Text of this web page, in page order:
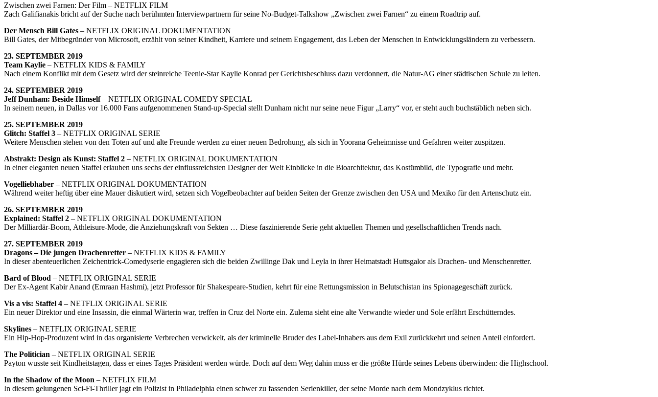
Zwischen zwei Farnen: Der Film – NETFLIX FILM
Zach Galifianakis bricht auf der Suche nach berühmten Interviewpartnern für seine No-Budget-Talkshow „Zwischen zwei Farnen“ zu einem Roadtrip auf.
Der Mensch Bill Gates – NETFLIX ORIGINAL DOKUMENTATION
Bill Gates, der Mitbegründer von Microsoft, erzählt von seiner Kindheit, Karriere und seinem Engagement, das Leben der Menschen in Entwicklungsländern zu verbessern.
23. SEPTEMBER 2019
Team Kaylie – NETFLIX KIDS & FAMILY
Nach einem Konflikt mit dem Gesetz wird der steinreiche Teenie-Star Kaylie Konrad per Gerichtsbeschluss dazu verdonnert, die Natur-AG einer städtischen Schule zu leiten.
24. SEPTEMBER 2019
Jeff Dunham: Beside Himself– NETFLIX ORIGINAL COMEDY SPECIAL
In seinem neuen, in Dallas vor 16.000 Fans aufgenommenen Stand-up-Special stellt Dunham nicht nur seine neue Figur „Larry“ vor, er steht auch buchstäblich neben sich.
25. SEPTEMBER 2019
Glitch: Staffel 3 – NETFLIX ORIGINAL SERIE
Weitere Menschen stehen von den Toten auf und alte Freunde werden zu einer neuen Bedrohung, als sich in Yoorana Geheimnisse und Gefahren weiter zuspitzen.
Abstrakt: Design als Kunst: Staffel 2 – NETFLIX ORIGINAL DOKUMENTATION
In einer eleganten neuen Staffel erlauben uns sechs der einflussreichsten Designer der Welt Einblicke in die Bioarchitektur, das Kostümbild, die Typografie und mehr.
Vogelliebhaber – NETFLIX ORIGINAL DOKUMENTATION
Während weiter heftig über eine Mauer diskutiert wird, setzen sich Vogelbeobachter auf beiden Seiten der Grenze zwischen den USA und Mexiko für den Artenschutz ein.
26. SEPTEMBER 2019
Explained: Staffel 2 – NETFLIX ORIGINAL DOKUMENTATION
Der Milliardär-Boom, Athleisure-Mode, die Anziehungskraft von Sekten … Diese faszinierende Serie geht aktuellen Themen und gesellschaftlichen Trends nach.
27. SEPTEMBER 2019
Dragons – Die jungen Drachenretter – NETFLIX KIDS & FAMILY
In dieser abenteuerlichen Zeichentrick-Comedyserie engagieren sich die beiden Zwillinge Dak und Leyla in ihrer Heimatstadt Huttsgalor als Drachen- und Menschenretter.
Bard of Blood – NETFLIX ORIGINAL SERIE
Der Ex-Agent Kabir Anand (Emraan Hashmi), jetzt Professor für Shakespeare-Studien, kehrt für eine Rettungsmission in Belutschistan ins Spionagegeschäft zurück.
Vis a vis: Staffel 4 – NETFLIX ORIGINAL SERIE
Ein neuer Direktor und eine Insassin, die einmal Wärterin war, treffen in Cruz del Norte ein. Zulema sieht eine alte Verwandte wieder und Sole erfährt Erschütterndes.
Skylines – NETFLIX ORIGINAL SERIE
Ein Hip-Hop-Produzent wird in das organisierte Verbrechen verwickelt, als der kriminelle Bruder des Label-Inhabers aus dem Exil zurückkehrt und seinen Anteil einfordert.
The Politician – NETFLIX ORIGINAL SERIE
Payton wusste seit Kindheitstagen, dass er eines Tages Präsident werden würde. Doch auf dem Weg dahin muss er die größte Hürde seines Lebens überwinden: die Highschool.
In the Shadow of the Moon – NETFLIX FILM
In diesem gelungenen Sci-Fi-Thriller jagt ein Polizist in Philadelphia einen schwer zu fassenden Serienkiller, der seine Morde nach dem Mondzyklus richtet.